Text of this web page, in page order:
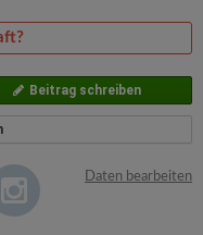
Beitrag schreiben
Daten bearbeiten